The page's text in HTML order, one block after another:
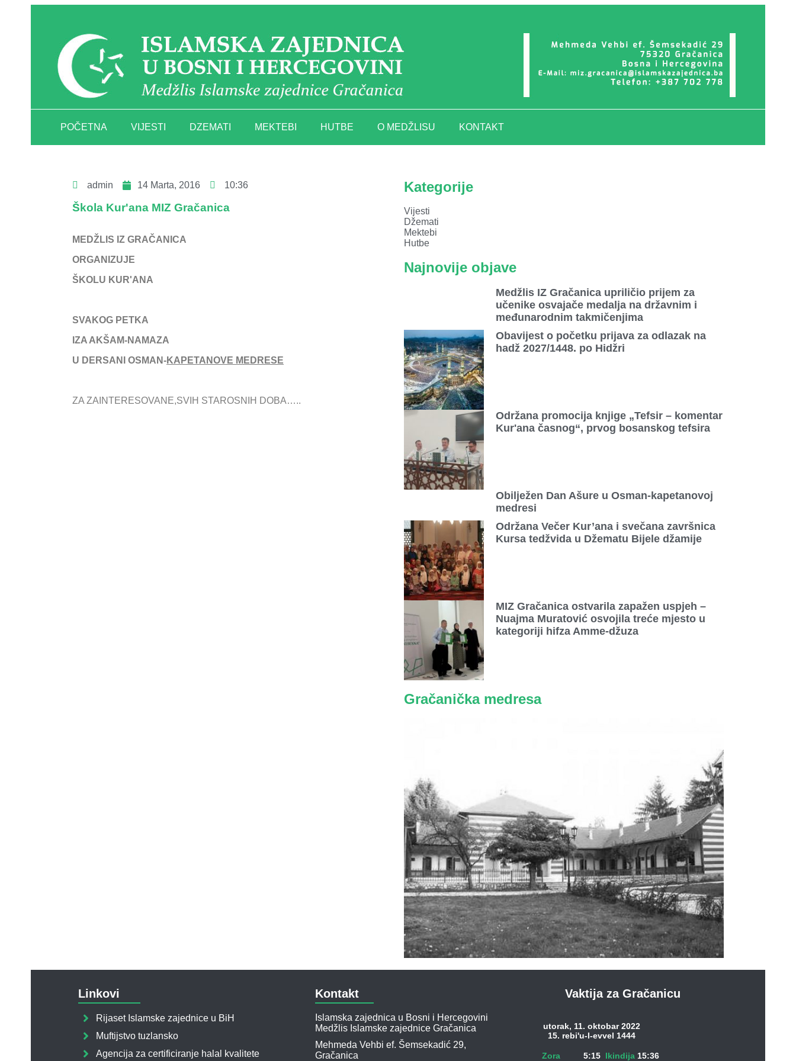
POČETNA VIJESTI DZEMATI MEKTEBI HUTBE O MEDŽLISU KONTAKT
admin 14 Marta, 2016 10:36
Škola Kur'ana MIZ Gračanica
MEDŽLIS IZ GRAČANICA
ORGANIZUJE
ŠKOLU KUR'ANA
SVAKOG PETKA
IZA AKŠAM-NAMAZA
U DERSANI OSMAN-KAPETANOVE MEDRESE
ZA ZAINTERESOVANE,SVIH STAROSNIH DOBA…..
Kategorije
Vijesti
Džemati
Mektebi
Hutbe
Najnovije objave
Medžlis IZ Gračanica upriličio prijem za
učenike osvajače medalja na državnim i
međunarodnim takmičenjima
Obavijest o početku prijava za odlazak na
hadž 2027/1448. po Hidžri
Održana promocija knjige „Tefsir – komentar
Kur'ana časnog“, prvog bosanskog tefsira
Obilježen Dan Ašure u Osman-kapetanovoj
medresi
Održana Večer Kur’ana i svečana završnica
Kursa tedžvida u Džematu Bijele džamije
MIZ Gračanica ostvarila zapažen uspjeh –
Nuajma Muratović osvojila treće mjesto u
kategoriji hifza Amme-džuza
Gračanička medresa
Linkovi
Rijaset Islamske zajednice u BiH
Muftijstvo tuzlansko
Agencija za certificiranje halal kvalitete
Kontakt
Islamska zajednica u Bosni i Hercegovini
Medžlis Islamske zajednice Gračanica
Mehmeda Vehbi ef. Šemsekadić 29,
Gračanica
Vaktija za Gračanicu
utorak, 11. oktobar 2022
15. rebi'u-l-evvel 1444
Zora 5:15 Ikindija 15:36